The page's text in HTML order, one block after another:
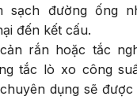
sạch đường ống
đến kết cấu.
rắn hoặc tắc
tắc lò xo công
dụng sẽ được